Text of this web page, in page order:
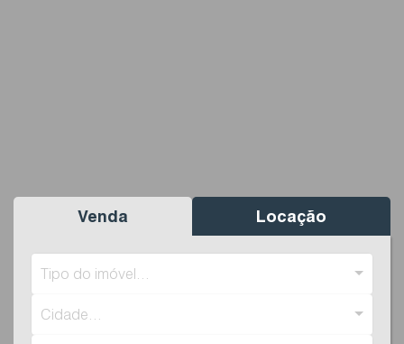
Venda Locação
Tipo do imóvel...
Cidade...